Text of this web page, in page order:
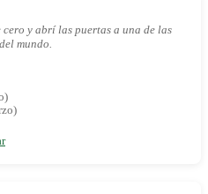
y abrí las puertas a una de las
mundo.